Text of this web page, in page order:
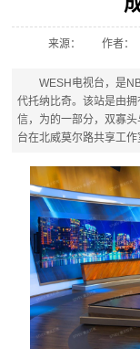
来源： 作者：
WESH电视台，是
代托纳比奇。该站是由
信，为的一部分，双寡
台在北威莫尔路共享工